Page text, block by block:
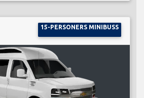
15-PERSONERS MINIBUSS